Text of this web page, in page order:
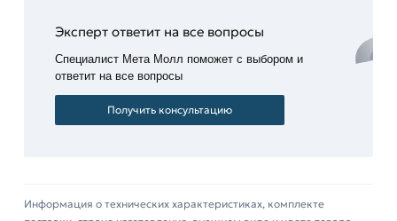
Эксперт ответит на все вопросы
Специалист Мета Молл поможет с выбором и
ответит на все вопросы
Получить консультацию
Информация о технических характеристиках, комплекте